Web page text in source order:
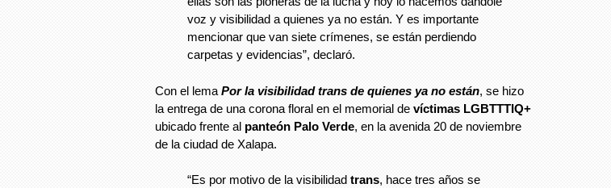
voz y visibilidad a quienes ya no están. Y es importante
mencionar que van siete crímenes, se están perdiendo
carpetas y evidencias”, declaró.
Con el lema Por la visibilidad trans de quienes ya no están, se hizo
la entrega de una corona floral en el memorial de víctimas LGBTTTIQ+
ubicado frente al panteón Palo Verde, en la avenida 20 de noviembre
de la ciudad de Xalapa.
“Es por motivo de la visibilidad trans, hace tres años se